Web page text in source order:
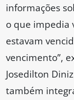
informações
o que impedia
estavam
vencimento”,
Josedilton
também